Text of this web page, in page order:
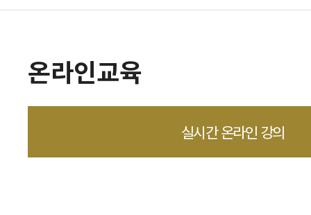
온라인교육
실시간 온라인 강의